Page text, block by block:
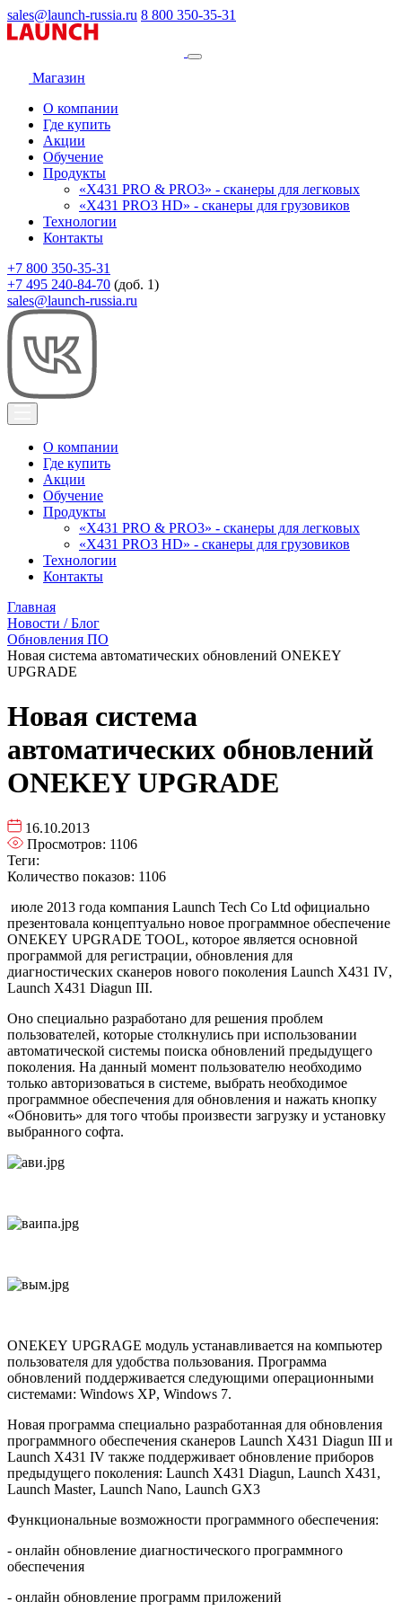
sales@launch-russia.ru 8 800 350-35-31
Магазин
О компании
Где купить
Акции
Обучение
Продукты
«X431 PRO & PRO3» - сканеры для легковых
«X431 PRO3 HD» - сканеры для грузовиков
Технологии
Контакты
+7 800 350-35-31
+7 495 240-84-70 (доб. 1)
sales@launch-russia.ru
О компании
Где купить
Акции
Обучение
Продукты
«X431 PRO & PRO3» - сканеры для легковых
«X431 PRO3 HD» - сканеры для грузовиков
Технологии
Контакты
Главная
Новости / Блог
Обновления ПО
Новая система автоматических обновлений ONEKEY
UPGRADE
Новая система
автоматических обновлений
ONEKEY UPGRADE
16.10.2013
Просмотров: 1106
Теги:
Количество показов: 1106
июле 2013 года компания Launch Tech Co Ltd официально
презентовала концептуально новое программное обеспечение
ONEKEY UPGRADE TOOL, которое является основной
программой для регистрации, обновления для
диагностических сканеров нового поколения Launch X431 IV,
Launch X431 Diagun III.
Оно специально разработано для решения проблем
пользователей, которые столкнулись при использовании
автоматической системы поиска обновлений предыдущего
поколения. На данный момент пользователю необходимо
только авторизоваться в системе, выбрать необходимое
программное обеспечения для обновления и нажать кнопку
«Обновить» для того чтобы произвести загрузку и установку
выбранного софта.
ONEKEY UPGRAGE модуль устанавливается на компьютер
пользователя для удобства пользования. Программа
обновлений поддерживается следующими операционными
системами: Windows XP, Windows 7.
Новая программа специально разработанная для обновления
программного обеспечения сканеров Launch X431 Diagun III и
Launch X431 IV также поддерживает обновление приборов
предыдущего поколения: Launch X431 Diagun, Launch X431,
Launch Master, Launch Nano, Launch GX3
Функциональные возможности программного обеспечения:
- онлайн обновление диагностического программного
обеспечения
- онлайн обновление программ приложений